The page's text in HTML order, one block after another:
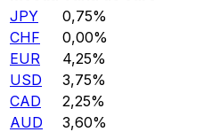
JPY
0,75%
CHF
0,00%
EUR
4,25%
USD
3,75%
CAD
2,25%
AUD
3,60%